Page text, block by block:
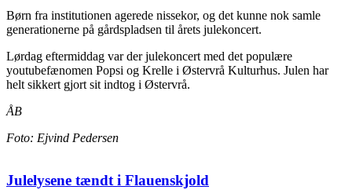
Børn fra institutionen agerede nissekor, og det kunne nok samle
generationerne på gårdspladsen til årets julekoncert.
Lørdag eftermiddag var der julekoncert med det populære
youtubefænomen Popsi og Krelle i Østervrå Kulturhus. Julen har
helt sikkert gjort sit indtog i Østervrå.
ÅB
Foto: Ejvind Pedersen
Julelysene tændt i Flauenskjold